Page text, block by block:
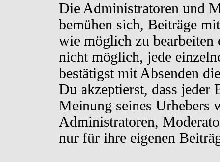
Die Administratoren und
bemühen sich, Beiträge
wie möglich zu bearbeiten
nicht möglich, jede
bestätigst mit Absenden
Du akzeptierst, dass jeder
Meinung seines Urhebers
Administratoren,
nur für ihre eigenen